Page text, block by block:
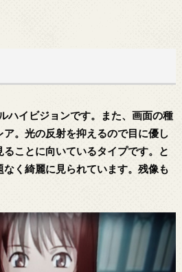
ハイビジョンです。また、画面の種
。光の反射を抑えるので目に優し
ることに向いているタイプです。と
く綺麗に見られています。残像も